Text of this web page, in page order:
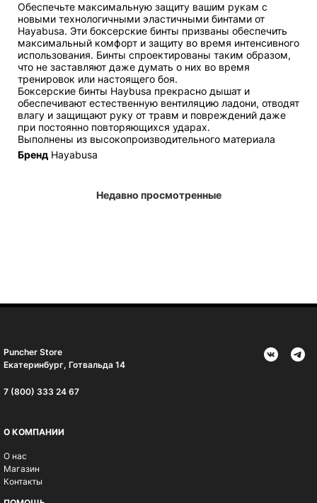
Обеспечьте максимальную защиту вашим рукам с
новыми технологичными эластичными бинтами от
Hayabusa. Эти боксерские бинты призваны обеспечить
максимальный комфорт и защиту во время интенсивного
использования. Бинты спроектированы таким образом,
что не заставляют даже думать о них во время
тренировок или настоящего боя.
Боксерские бинты Haybusa прекрасно дышат и
обеспечивают естественную вентиляцию ладони, отводят
влагу и защищают руку от травм и повреждений даже
при постоянно повторяющихся ударах.
Bыполнены из высокопроизводительного материала
Бренд Hayabusa
Недавно просмотренные
Puncher Store
Екатеринбург, Готвальда 14
7 (800) 333 24 67
О КОМПАНИИ
О нас
Магазин
Контакты